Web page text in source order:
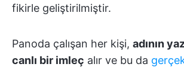
fikirle geliştirilmiştir.
Panoda çalışan her kişi, adının
canlı bir imleç alır ve bu da